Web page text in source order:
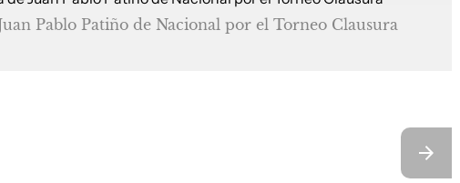
Pablo Patiño de Nacional por el Torneo Clausura